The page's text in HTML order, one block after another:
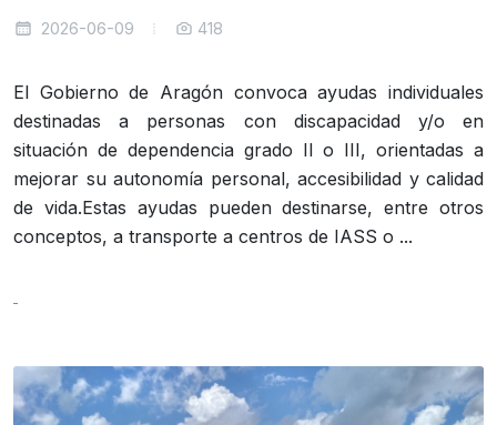
2026-06-09 418
El Gobierno de Aragón convoca ayudas individuales
destinadas a personas con discapacidad y/o en
situación de dependencia grado II o III, orientadas a
mejorar su autonomía personal, accesibilidad y calidad
de vida.Estas ayudas pueden destinarse, entre otros
conceptos, a transporte a centros de IASS o ...